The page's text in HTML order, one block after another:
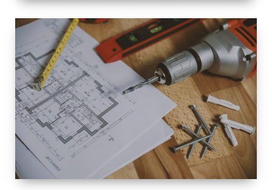
ESPACE
RÉNOVATION
INTÉRIEURE ET
EXTÉRIEURE